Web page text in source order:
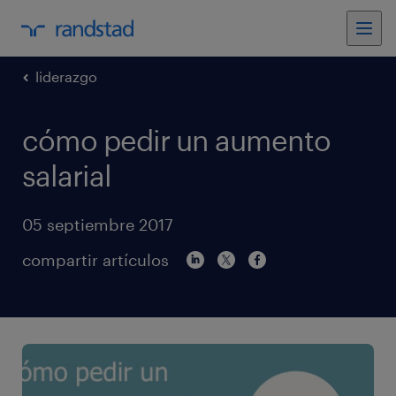
liderazgo
cómo pedir un aumento
salarial
05 septiembre 2017
compartir artículos